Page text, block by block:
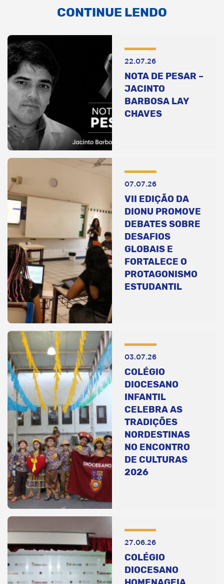
CONTINUE LENDO
22.07.26
NOTA DE PESAR –
JACINTO
BARBOSA LAY
CHAVES
07.07.26
VII EDIÇÃO DA
DIONU PROMOVE
DEBATES SOBRE
DESAFIOS
GLOBAIS E
FORTALECE O
PROTAGONISMO
ESTUDANTIL
03.07.26
COLÉGIO
DIOCESANO
INFANTIL
CELEBRA AS
TRADIÇÕES
NORDESTINAS
NO ENCONTRO
DE CULTURAS
2026
27.06.26
COLÉGIO
DIOCESANO